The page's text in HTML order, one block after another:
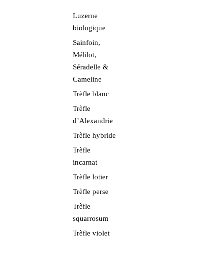
Luzerne
biologique
Sainfoin,
Mélilot,
Séradelle &
Cameline
Trèfle blanc
Trèfle
d’Alexandrie
Trèfle hybride
Trèfle
incarnat
Trèfle lotier
Trèfle perse
Trèfle
squarrosum
Trèfle violet